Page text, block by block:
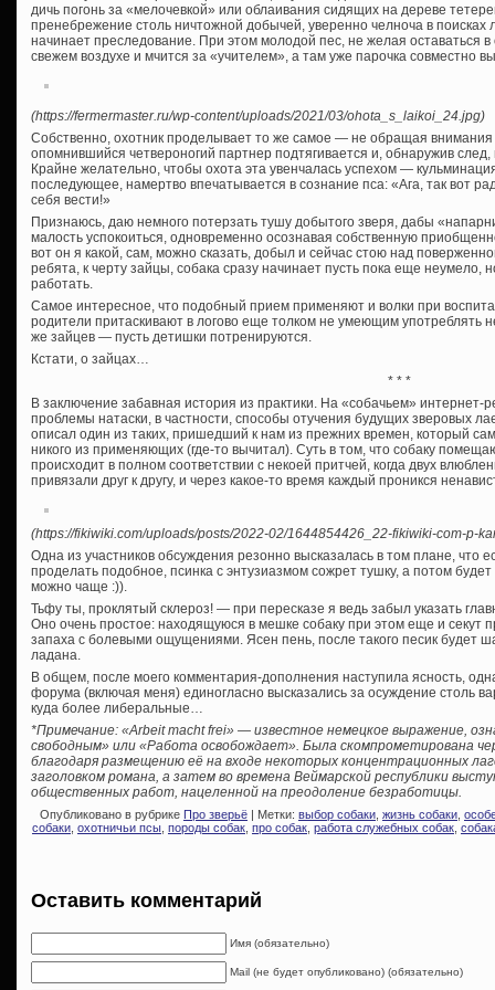
дичь погонь за «мелочевкой» или облаивания сидящих на дереве
пренебрежение столь ничтожной добычей, уверенно челноча в поисках
начинает преследование. При этом молодой пес, не желая оставаться
свежем воздухе и мчится за «учителем», а там уже парочка совместно
(https://fermermaster.ru/wp-content/uploads/2021/03/ohota_s_laikoi_24.jpg)
Собственно, охотник проделывает то же самое — не обращая
опомнившийся четвероногий партнер подтягивается и, обнаружив
Крайне желательно, чтобы охота эта увенчалась успехом —
последующее, намертво впечатывается в сознание пса: «Ага, так вот
себя вести!»
Признаюсь, даю немного потерзать тушу добытого зверя, дабы
малость успокоиться, одновременно осознавая собственную
вот он я какой, сам, можно сказать, добыл и сейчас стою над
ребята, к черту зайцы, собака сразу начинает пусть пока еще неумело,
работать.
Самое интересное, что подобный прием применяют и волки при
родители притаскивают в логово еще толком не умеющим употреблять
же зайцев — пусть детишки потренируются.
Кстати, о зайцах…
* * *
В заключение забавная история из практики. На «собачьем»
проблемы натаски, в частности, способы отучения будущих зверовых
описал один из таких, пришедший к нам из прежних времен, который
никого из применяющих (где-то вычитал). Суть в том, что собаку
происходит в полном соответствии с некоей притчей, когда двух
привязали друг к другу, и через какое-то время каждый проникся
(https://fikiwiki.com/uploads/posts/2022-02/1644854426_22-fikiwiki-com-p-
Одна из участников обсуждения резонно высказалась в том плане, что
проделать подобное, псинка с энтузиазмом сожрет тушку, а потом будет
можно чаще :)).
Тьфу ты, проклятый склероз! — при пересказе я ведь забыл указать
Оно очень простое: находящуюся в мешке собаку при этом еще и секут
запаха с болевыми ощущениями. Ясен пень, после такого песик будет
ладана.
В общем, после моего комментария-дополнения наступила ясность,
форума (включая меня) единогласно высказались за осуждение столь
куда более либеральные…
*Примечание: «Arbeit macht frei» — известное немецкое выражение,
свободным» или «Работа освобождает». Была скомпрометирована
благодаря размещению её на входе некоторых концентрационных
заголовком романа, а затем во времена Веймарской республики
общественных работ, нацеленной на преодоление безработицы.
Опубликовано в рубрике Про зверьё | Метки: выбор собаки жизнь собаки
собаки охотничьи псы породы собак про собак работа служебных собак
Оставить комментарий
Имя (обязательно)
Mail (не будет опубликовано) (обязательно)